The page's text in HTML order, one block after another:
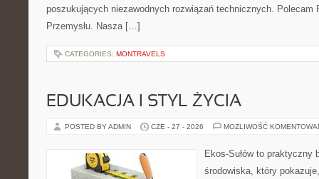
poszukujących niezawodnych rozwiązań technicznych. Polecam
Przemysłu. Nasza […]
CATEGORIES: MONTRAVELS
EDUKACJA I STYL ŻYCIA
POSTED BY ADMIN CZE - 27 - 2026 MOŻLIWOŚĆ
Ekos-Sułów to praktyczny
środowiska, który